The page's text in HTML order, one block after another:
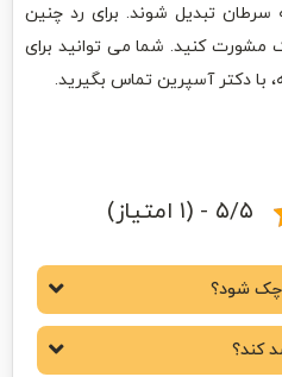
سرطان تبدیل شوند. برای رد چنین
مشورت کنید. شما می توانید برای
دکتر آسپرین تماس بگیرید.
۵/۵ - (۱ امتیاز)
شود؟
کند؟